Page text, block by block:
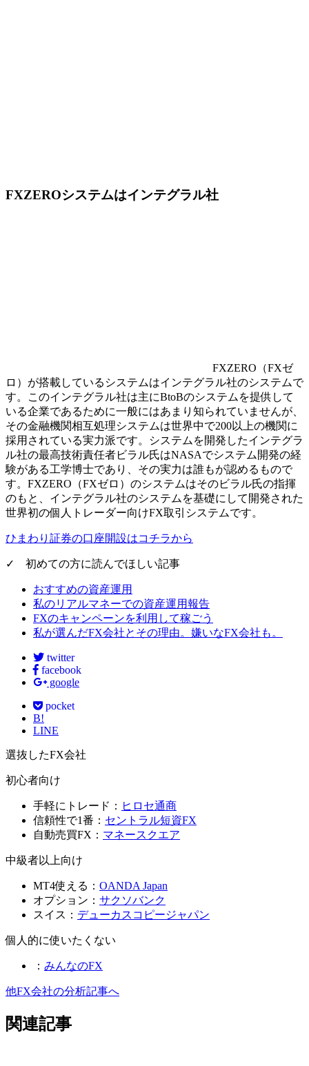
FXZEROシステムはインテグラル社
FXZERO（FXゼ
ロ）が搭載しているシステムはインテグラル社のシステムで
す。このインテグラル社は主にBtoBのシステムを提供して
いる企業であるために一般にはあまり知られていませんが、
その金融機関相互処理システムは世界中で200以上の機関に
採用されている実力派です。システムを開発したインテグラ
ル社の最高技術責任者ビラル氏はNASAでシステム開発の経
験がある工学博士であり、その実力は誰もが認めるもので
す。FXZERO（FXゼロ）のシステムはそのビラル氏の指揮
のもと、インテグラル社のシステムを基礎にして開発された
世界初の個人トレーダー向けFX取引システムです。
ひまわり証券の口座開設はコチラから
✓ 初めての方に読んでほしい記事
おすすめの資産運用
私のリアルマネーでの資産運用報告
FXのキャンペーンを利用して稼ごう
私が選んだFX会社とその理由。嫌いなFX会社も。
twitter
facebook
google
pocket
B!
LINE
選抜したFX会社
初心者向け
手軽にトレード： ヒロセ通商
信頼性で1番： セントラル短資FX
自動売買FX： マネースクエア
中級者以上向け
MT4使える： OANDA Japan
オプション： サクソバンク
スイス： デューカスコピージャパン
個人的に使いたくない
： みんなのFX
他FX会社の分析記事へ
関連記事